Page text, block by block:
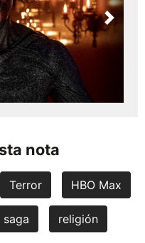
Next
nota
Terror HBO Max
saga religión